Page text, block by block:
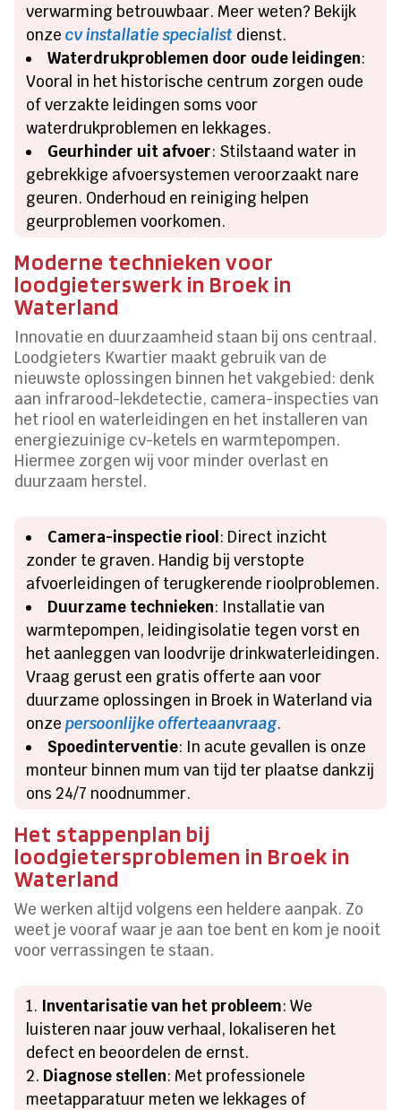
verwarming betrouwbaar. Meer weten? Bekijk
onzecv installatie specialist dienst.
Waterdrukproblemen door oude leidingen:
Vooral in het historische centrum zorgen oude
of verzakte leidingen soms voor
waterdrukproblemen en lekkages.
Geurhinder uit afvoer: Stilstaand water in
gebrekkige afvoersystemen veroorzaakt nare
geuren. Onderhoud en reiniging helpen
geurproblemen voorkomen.
Moderne technieken voor
loodgieterswerk in Broek in
Waterland
Innovatie en duurzaamheid staan bij ons centraal.
Loodgieters Kwartier maakt gebruik van de
nieuwste oplossingen binnen het vakgebied: denk
aan infrarood-lekdetectie, camera-inspecties van
het riool en waterleidingen en het installeren van
energiezuinige cv-ketels en warmtepompen.
Hiermee zorgen wij voor minder overlast en
duurzaam herstel.
Camera-inspectie riool : Direct inzicht
zonder te graven. Handig bij verstopte
afvoerleidingen of terugkerende rioolproblemen.
Duurzame technieken: Installatie van
warmtepompen, leidingisolatie tegen vorst en
het aanleggen van loodvrije drinkwaterleidingen.
Vraag gerust een gratis offerte aan voor
duurzame oplossingen in Broek in Waterland via
onzepersoonlijke offerteaanvraag.
Spoedinterventie: In acute gevallen is onze
monteur binnen mum van tijd ter plaatse dankzij
ons 24/7 noodnummer.
Het stappenplan bij
loodgietersproblemen in Broek in
Waterland
We werken altijd volgens een heldere aanpak. Zo
weet je vooraf waar je aan toe bent en kom je nooit
voor verrassingen te staan.
Inventarisatie van het probleem: We
luisteren naar jouw verhaal, lokaliseren het
defect en beoordelen de ernst.
Diagnose stellen: Met professionele
meetapparatuur meten we lekkages of